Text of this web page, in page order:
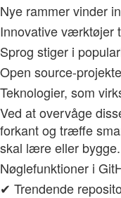
Nye rammer vinder
Innovative værktøjer
Sprog stiger i
Open source-
Teknologier, som
Ved at overvåge
forkant og træffe
skal lære eller bygge.
Nøglefunktioner i
✔ Trendende